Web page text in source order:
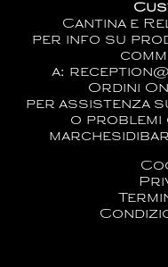
Cantina e
per info su
a:
Ordini
per assistenza
o problemi